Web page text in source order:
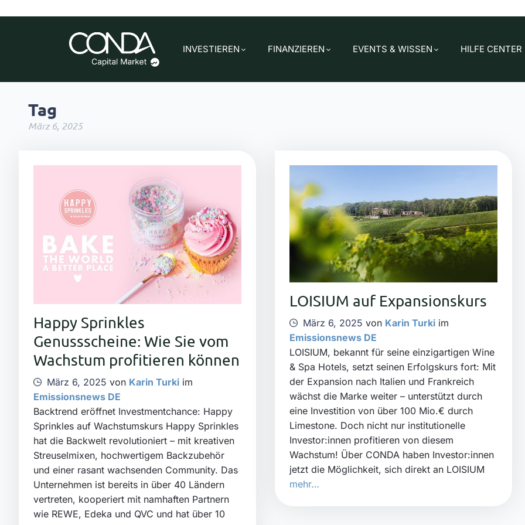
INVESTIEREN FINANZIEREN EVENTS & WISSEN HILFE CENTER
Tag
März 6, 2025
Happy Sprinkles
Genussscheine: Wie Sie vom
Wachstum profitieren können
März 6, 2025 von Karin Turki im
Emissionsnews DE
Backtrend eröffnet Investmentchance: Happy
Sprinkles auf Wachstumskurs Happy Sprinkles
hat die Backwelt revolutioniert – mit kreativen
Streuselmixen, hochwertigem Backzubehör
und einer rasant wachsenden Community. Das
Unternehmen ist bereits in über 40 Ländern
vertreten, kooperiert mit namhaften Partnern
wie REWE, Edeka und QVC und hat über 10
LOISIUM auf Expansionskurs
März 6, 2025 von Karin Turki im
Emissionsnews DE
LOISIUM, bekannt für seine einzigartigen Wine
& Spa Hotels, setzt seinen Erfolgskurs fort: Mit
der Expansion nach Italien und Frankreich
wächst die Marke weiter – unterstützt durch
eine Investition von über 100 Mio.€ durch
Limestone. Doch nicht nur institutionelle
Investor:innen profitieren von diesem
Wachstum! Über CONDA haben Investor:innen
jetzt die Möglichkeit, sich direkt an LOISIUM
mehr…